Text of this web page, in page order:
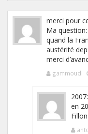
merci pour
Ma question:
quand la
austérité
merci
gammoudi
en